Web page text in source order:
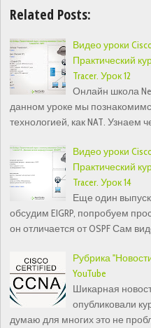
Related Posts:
Видео уроки
Практический
Tracer. Урок 12
Онлайн школа
данном уроке мы
технологией, как NAT. Узнаем
Видео уроки
Практический
Tracer. Урок 14
Еще один выпуск
обсудим EIGRP, попробуем
он отличается от OSPF Сам
Рубрика
YouTube
Шикарная
опубликовали
думаю для многих это не